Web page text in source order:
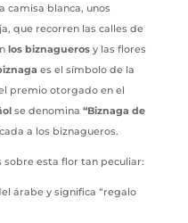
camisa blanca, unos
que recorren las calles de
los biznaguerosy las flores
es el símbolo de la
premio otorgado en el
se denomina “Biznaga de
a los biznagueros.
sobre esta flor tan peculiar:
árabe y significa “regalo